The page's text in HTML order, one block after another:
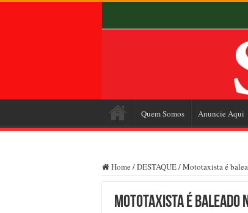
Quem Somos Anuncie Aqui
Home /DESTAQUE/Mototaxista é
Mototaxista é baleado